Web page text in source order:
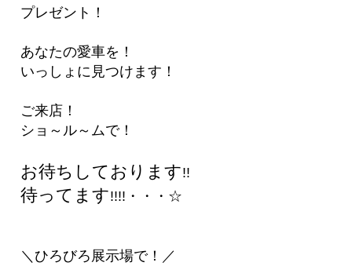
プレゼント！
あなたの愛車を！
いっしょに見つけます！
ご来店！
ショ～ル～ムで！
お待ちしております!!
待ってます!!!!・・・☆
＼ひろびろ展示場で！／